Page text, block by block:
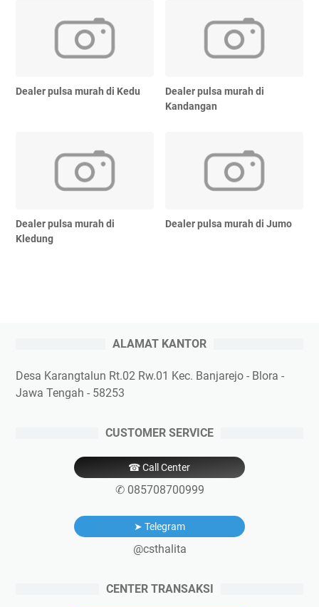
Dealer pulsa murah di Kedu
Dealer pulsa murah di
Kandangan
Dealer pulsa murah di
Kledung
Dealer pulsa murah di Jumo
ALAMAT KANTOR
Desa Karangtalun Rt.02 Rw.01 Kec. Banjarejo - Blora -
Jawa Tengah - 58253
CUSTOMER SERVICE
☎ Call Center
✆ 085708700999
➤ Telegram
@csthalita
CENTER TRANSAKSI